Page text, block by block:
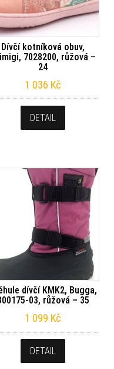
Dívčí kotníková obuv,
7028200, růžová –
24
1 036 Kč
DETAIL
dívčí KMK2, Bugga,
03, růžová – 35
1 099 Kč
DETAIL